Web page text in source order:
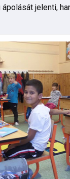
jelenti,